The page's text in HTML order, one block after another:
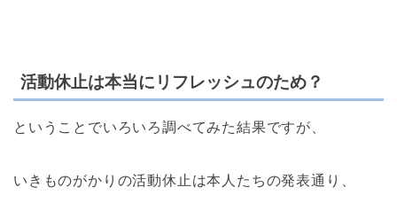
活動休止は本当にリフレッシュのため？
ということでいろいろ調べてみた結果ですが、
いきものがかりの活動休止は本人たちの発表通り、